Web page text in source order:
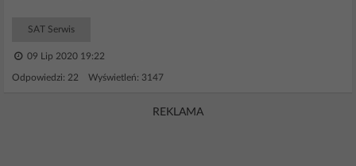
SAT Serwis
09 Lip 2020 19:22
Odpowiedzi: 22 Wyświetleń: 3147
REKLAMA